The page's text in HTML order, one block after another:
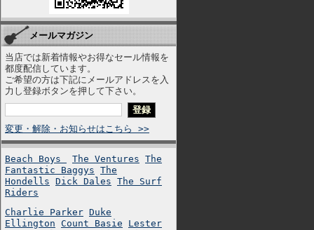
メールマガジン
当店では新着情報やお得なセール情報を
都度配信しています。
ご希望の方は下記にメールアドレスを入
力し登録ボタンを押して下さい。
変更・解除・お知らせはこちら >>
Beach Boys The Ventures The
Fantastic Baggys The
Hondells Dick Dales The Surf
Riders
Charlie Parker Duke
Ellington Count Basie
Lester